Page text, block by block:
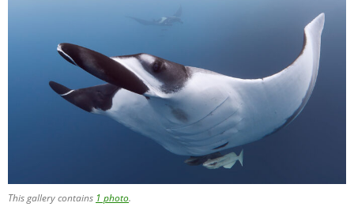
This gallery contains 1 photo.